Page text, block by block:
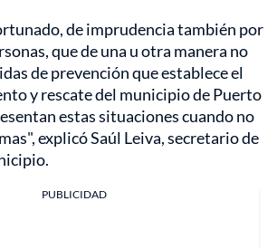
de imprudencia también por
que de una u otra manera no
de prevención que establece el
y rescate del municipio de Puerto
estas situaciones cuando no
explicó Saúl Leiva, secretario de
PUBLICIDAD